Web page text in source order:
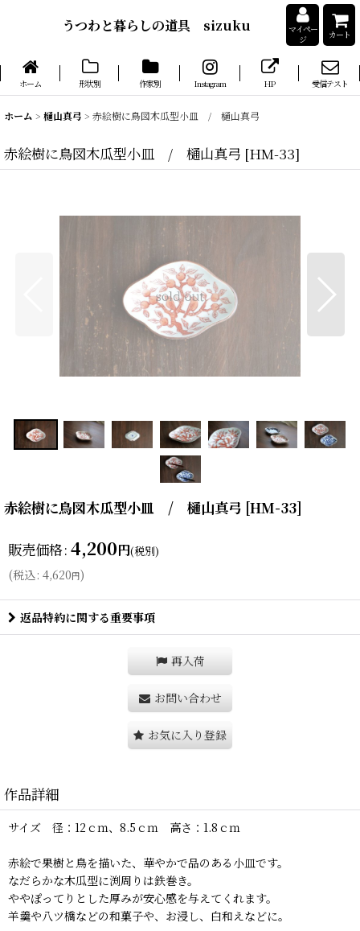
うつわと暮らしの道具 sizuku
マイペー
ジ
カート
ホーム 形状別 作家別 Instagram HP 受信テスト
ホーム > 樋山真弓 > 赤絵樹に鳥図木瓜型小皿 / 樋山真弓
赤絵樹に鳥図木瓜型小皿 / 樋山真弓 [HM-33]
赤絵樹に鳥図木瓜型小皿 / 樋山真弓 [HM-33]
販売価格: 4,200円(税別)
(税込: 4,620円)
返品特約に関する重要事項
再入荷
お問い合わせ
お気に入り登録
作品詳細
サイズ 径：12ｃｍ、8.5ｃｍ 高さ：1.8ｃｍ
赤絵で果樹と鳥を描いた、華やかで品のある小皿です。
なだらかな木瓜型に渕周りは鉄巻き。
ややぽってりとした厚みが安心感を与えてくれます。
羊羹や八ツ橋などの和菓子や、お浸し、白和えなどに。